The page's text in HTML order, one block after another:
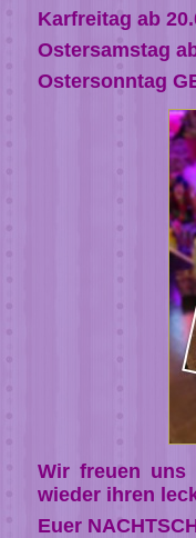
Karfreitag ab
Ostersamstag
Ostersonntag
Wir freuen uns
wieder ihren
Euer